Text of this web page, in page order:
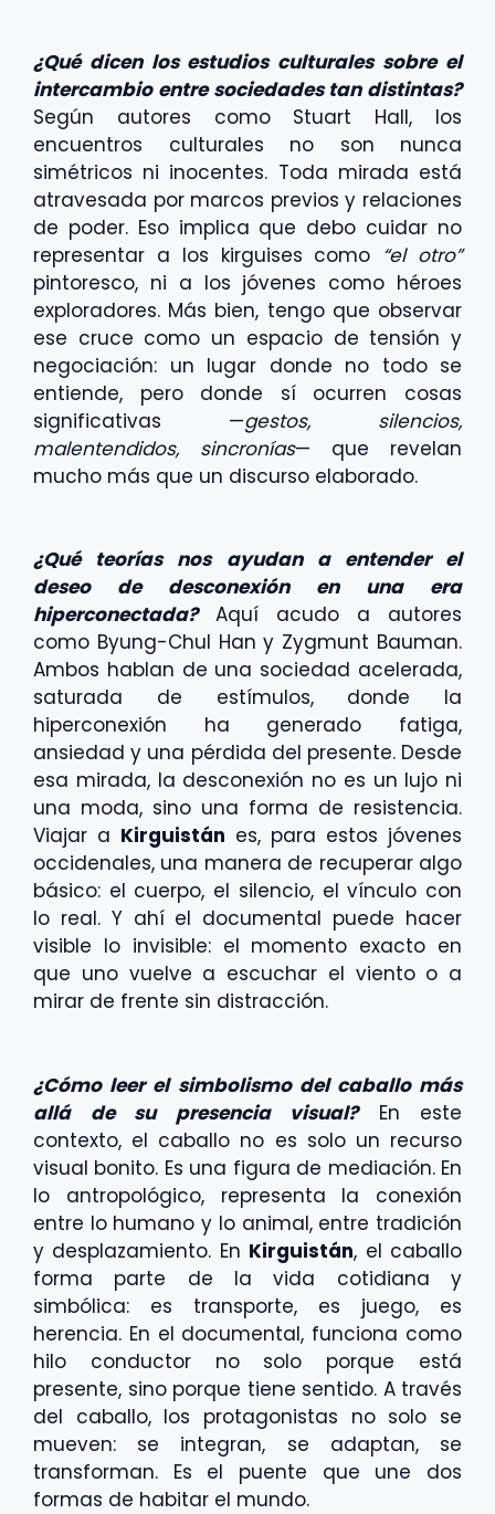
¿Qué dicen los estudios culturales sobre el
intercambio entre sociedades tan distintas?
Según autores como Stuart Hall, los
encuentros culturales no son nunca
simétricos ni inocentes. Toda mirada está
atravesada por marcos previos y relaciones
de poder. Eso implica que debo cuidar no
representar a los kirguises como “el otro”
pintoresco, ni a los jóvenes como héroes
exploradores. Más bien, tengo que observar
ese cruce como un espacio de tensión y
negociación: un lugar donde no todo se
entiende, pero donde sí ocurren cosas
significativas —gestos, silencios,
malentendidos, sincronías— que revelan
mucho más que un discurso elaborado.
¿Qué teorías nos ayudan a entender el
deseo de desconexión en una era
hiperconectada?Aquí acudo a autores
como Byung-Chul Han y Zygmunt Bauman.
Ambos hablan de una sociedad acelerada,
saturada de estímulos, donde la
hiperconexión ha generado fatiga,
ansiedad y una pérdida del presente. Desde
esa mirada, la desconexión no es un lujo ni
una moda, sino una forma de resistencia.
Viajar a Kirguistán es, para estos jóvenes
occidenales, una manera de recuperar algo
básico: el cuerpo, el silencio, el vínculo con
lo real. Y ahí el documental puede hacer
visible lo invisible: el momento exacto en
que uno vuelve a escuchar el viento o a
mirar de frente sin distracción.
¿Cómo leer el simbolismo del caballo más
allá de su presencia visual?En este
contexto, el caballo no es solo un recurso
visual bonito. Es una figura de mediación. En
lo antropológico, representa la conexión
entre lo humano y lo animal, entre tradición
y desplazamiento. En Kirguistán, el caballo
forma parte de la vida cotidiana y
simbólica: es transporte, es juego, es
herencia. En el documental, funciona como
hilo conductor no solo porque está
presente, sino porque tiene sentido. A través
del caballo, los protagonistas no solo se
mueven: se integran, se adaptan, se
transforman. Es el puente que une dos
formas de habitar el mundo.